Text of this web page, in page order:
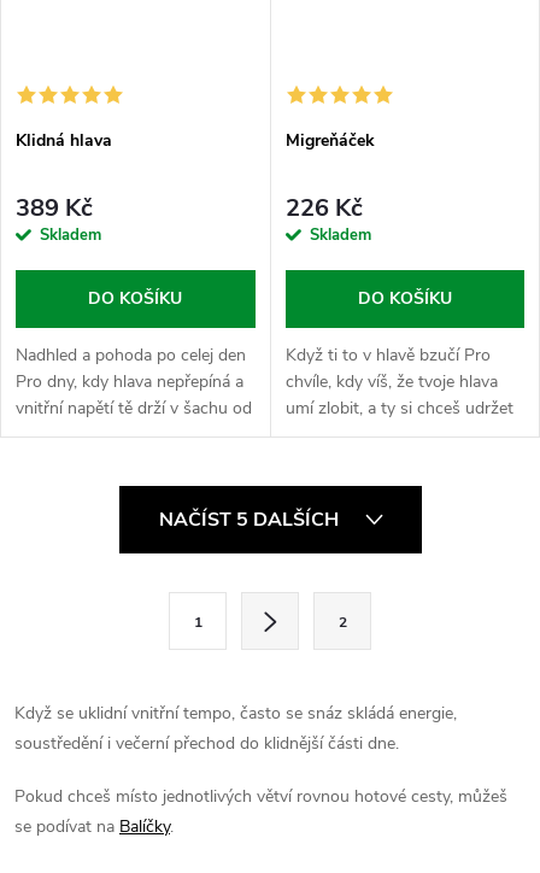
Klidná hlava
389 Kč
Skladem
DO KOŠÍKU
Nadhled a pohoda po celej den
Pro dny, kdy hlava nepřepíná a
vnitřní napětí tě drží v šachu od
rána do večera. Tenhle balíček
odolnost vůči stresu,...
Migreňáček
226 Kč
Skladem
DO KOŠÍKU
Když ti to v hlavě bzučí Pro
chvíle, kdy víš, že tvoje hlava
umí zlobit, a ty si chceš udržet
svůj klid i pod tlakem.
napětí. Sypej tuhle...
d
a
c
í
NAČÍST 5 DALŠÍCH
á
n
o
v
1 2
Když se uklidní vnitřní tempo, často se snáz skládá energie,
soustředění i večerní přechod do klidnější části dne.
Pokud chceš místo jednotlivých větví rovnou hotové cesty, můžeš
se podívat na Balíčky.